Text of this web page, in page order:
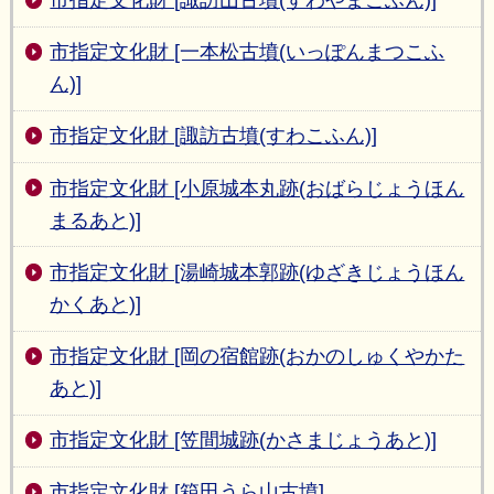
市指定文化財 [一本松古墳(いっぽんまつこふ
ん)]
市指定文化財 [諏訪古墳(すわこふん)]
市指定文化財 [小原城本丸跡(おばらじょうほん
まるあと)]
市指定文化財 [湯崎城本郭跡(ゆざきじょうほん
かくあと)]
市指定文化財 [岡の宿館跡(おかのしゅくやかた
あと)]
市指定文化財 [笠間城跡(かさまじょうあと)]